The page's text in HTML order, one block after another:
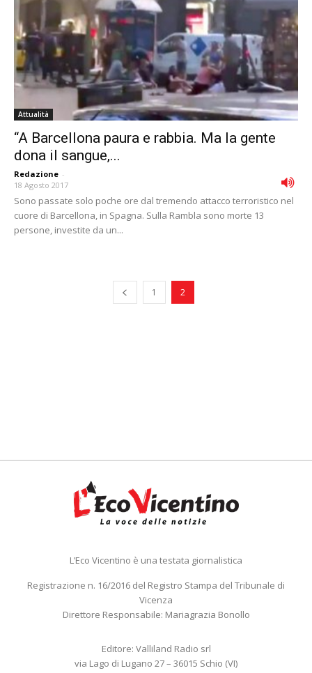
Attualità
“A Barcellona paura e rabbia. Ma la gente
dona il sangue,...
Redazione -
18 Agosto 2017
Sono passate solo poche ore dal tremendo attacco terroristico nel
cuore di Barcellona, in Spagna. Sulla Rambla sono morte 13
persone, investite da un...
1 2
L’Eco Vicentino è una testata giornalistica
Registrazione n. 16/2016 del Registro Stampa del Tribunale di
Vicenza
Direttore Responsabile: Mariagrazia Bonollo
Editore: Valliland Radio srl
via Lago di Lugano 27 – 36015 Schio (VI)